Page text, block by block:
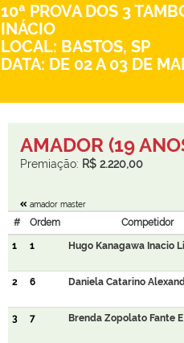
10ª PROVA DOS 3
INÁCIO
LOCAL: BASTOS, SP
DATA: DE 02 A 03 DE
AMADOR (19
Premiação: R$ 2.220,00
amador master
# Ordem Competidor
1 1 Hugo Kanagawa Inacio
2
6 Daniela Catarino
3
7 Brenda Zopolato Fante